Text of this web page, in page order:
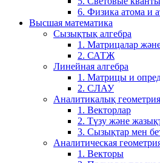
6. Физика атома и
Высшая математика
Сызықтық алгебра
1. Матрицалар
2. САТЖ
Линейная алгебра
1. Матрицы и
2. СЛАУ
Аналитикалық геометрия
1. Векторлар
2. Түзу және
3. Сызықтар мен
Аналитическая
1. Векторы